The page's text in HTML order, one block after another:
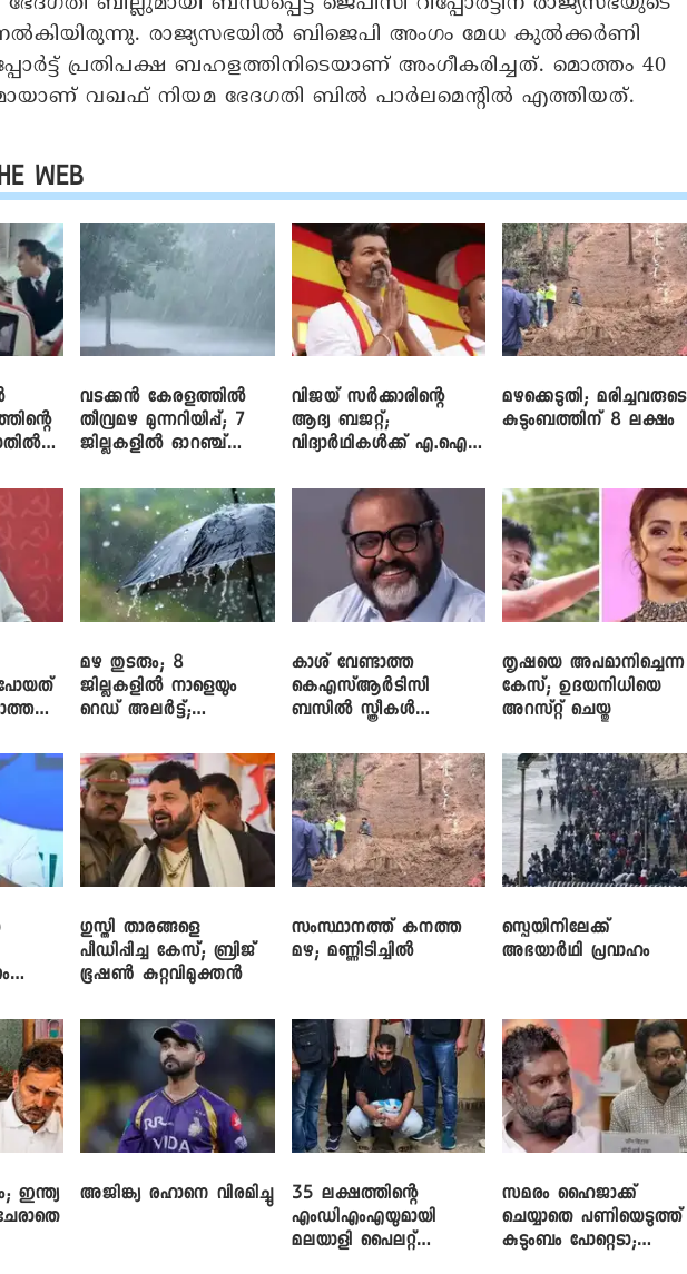
രാജ്യസഭയിൽ ബിജെപി അംഗം മേധ കുൽക്കർണി
പ്രതിപക്ഷ ബഹളത്തിനിടെയാണ് അംഗീകരിച്ചത്. മൊത്തം 40
വഖഫ് നിയമ ഭേദഗതി ബിൽ പാർലമെന്റിൽ എത്തിയത്.
WEB
വടക്കൻ കേരളത്തിൽ
തീവ്രമഴ മുന്നറിയിപ്പ്; 7
ജില്ലകളിൽ ഓറഞ്ച്
വിജയ് സർക്കാരിന്റെ
ആദ്യ ബജറ്റ്;
വിദ്യാർഥികൾക്ക് എ.ഐ
ലാപ്ടോപ്പുകളും
മഴക്കെടുതി; മരിച്ചവരുടെ
കുടുംബത്തിന് 8 ലക്ഷം
പോയത്
മഴ തുടരും; 8
ജില്ലകളിൽ നാളെയും
റെഡ് അലർട്ട്;
അലർട്ട്
കാശ് വേണ്ടാത്ത
കെഎസ്ആർടിസി
ബസിൽ സ്ത്രീകൾ
ജോൺ
തൃഷയെ അപമാനിച്ചെന്ന
കേസ്; ഉദയനിധിയെ
അറസ്റ്റ് ചെയ്തു
​ഗുസ്തി താരങ്ങളെ
പീഡിപ്പിച്ച കേസ്; ബ്രിജ്
ഭൂഷൺ കുറ്റവിമുക്തൻ
സംസ്ഥാനത്ത് കനത്ത
മഴ; മണ്ണിടിച്ചിൽ
സ്പെയിനിലേക്ക്
അഭയാർഥി പ്രവാഹം
ഇന്ത്യ
അജിങ്ക്യ രഹാനെ വിരമിച്ചു
35 ലക്ഷത്തിന്റെ
എംഡിഎംഎയുമായി
മലയാളി പൈലറ്റ്
സമരം ഹൈജാക്ക്
ചെയ്യാതെ പണിയെടുത്ത്
കുടുംബം പോറ്റെടാ;